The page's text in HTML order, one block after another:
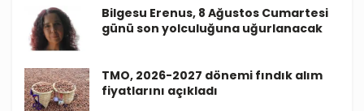
Bilgesu Erenus, 8 Ağustos Cumartesi
günü son yolculuğuna uğurlanacak
TMO, 2026-2027 dönemi fındık alım
fiyatlarını açıkladı